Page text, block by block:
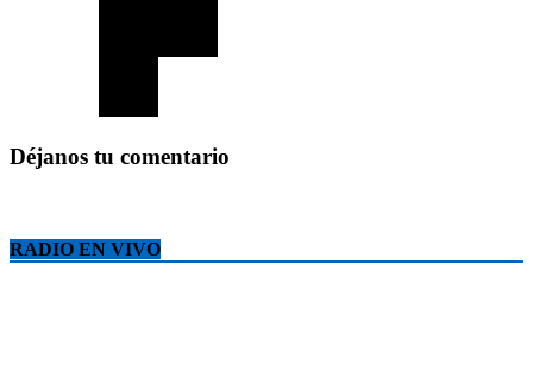
Déjanos tu comentario
RADIO EN VIVO